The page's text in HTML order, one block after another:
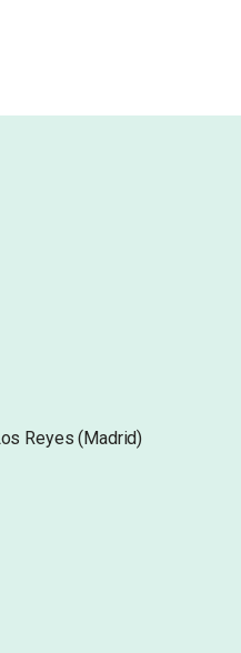
Reyes (Madrid)